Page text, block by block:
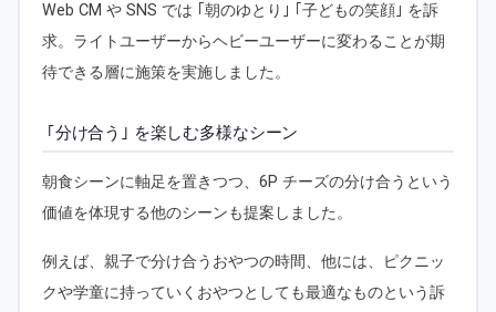
Web CM や SNS では ｢朝のゆとり｣ ｢子どもの笑顔｣ を訴
求。ライトユーザーからヘビーユーザーに変わることが期
待できる層に施策を実施しました。
｢分け合う｣ を楽しむ多様なシーン
朝食シーンに軸足を置きつつ、6P チーズの分け合うという
価値を体現する他のシーンも提案しました。
例えば、親子で分け合うおやつの時間、他には、ピクニッ
クや学童に持っていくおやつとしても最適なものという訴